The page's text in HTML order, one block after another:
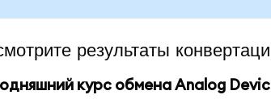
результаты
курс обмена Analog